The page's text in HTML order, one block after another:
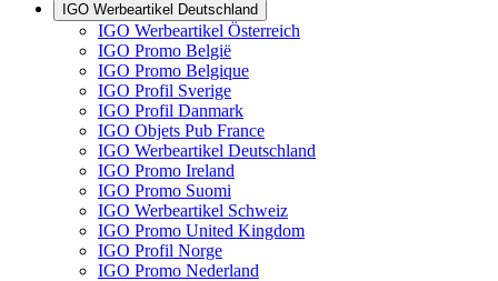
IGO Werbeartikel Deutschland
IGO Werbeartikel Österreich
IGO Promo België
IGO Promo Belgique
IGO Profil Sverige
IGO Profil Danmark
IGO Objets Pub France
IGO Werbeartikel Deutschland
IGO Promo Ireland
IGO Promo Suomi
IGO Werbeartikel Schweiz
IGO Promo United Kingdom
IGO Profil Norge
IGO Promo Nederland